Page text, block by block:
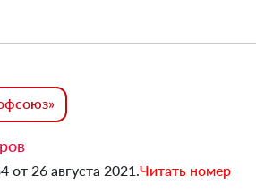
26 августа 2021.Читать номер